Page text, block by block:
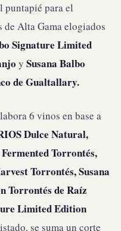
puntapié para el
de Alta Gama elogiados
Signature Limited
y Susana Balbo
de Gualtallary.
6 vinos en base a
Dulce Natural,
Torrontés,
Torrontés, Susana
Torrontés de Raíz
Limited Edition
se suma un corte